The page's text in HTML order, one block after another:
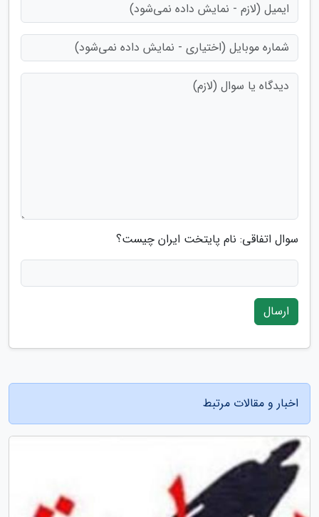
سوال اتفاقی: نام پایتخت ایران چیست؟
ارسال
اخبار و مقالات مرتبط